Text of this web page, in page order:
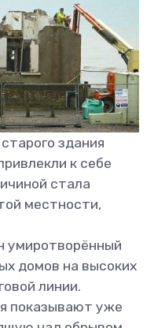
здания
к себе
стала
местности,
умиротворённый
домов на высоких
линии.
показывают уже